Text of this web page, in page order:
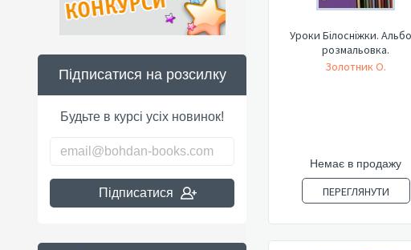
Підписатися на розсилку
Будьте в курсі усіх новинок!
Підписатися
Уроки Білосніжки.
розмальовка.
Золотник О.
Немає в продажу
ПЕРЕГЛЯНУТИ